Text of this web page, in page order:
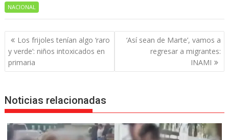
NACIONAL
Navegación
de
entradas
Los frijoles tenían algo ‘raro
y verde’: niños intoxicados en
primaria
‘Así sean de Marte’, vamos a
regresar a migrantes:
INAMI
Noticias relacionadas